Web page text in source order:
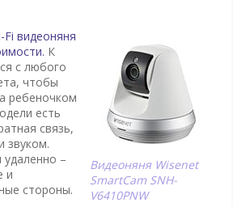
Видеоняня Wisenet
SmartCam SNH-
V6410PNW
видеоняня
К
с любого
чтобы
ребеночком
есть
связь,
звуком.
удаленно –
и
стороны.